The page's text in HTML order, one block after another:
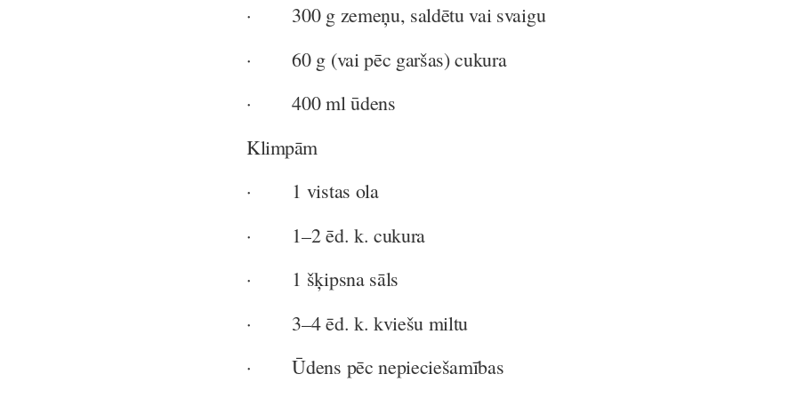
· 300 g zemeņu, saldētu vai svaigu
· 60 g (vai pēc garšas) cukura
· 400 ml ūdens
Klimpām
· 1 vistas ola
· 1–2 ēd. k. cukura
· 1 šķipsna sāls
· 3–4 ēd. k. kviešu miltu
· Ūdens pēc nepieciešamības